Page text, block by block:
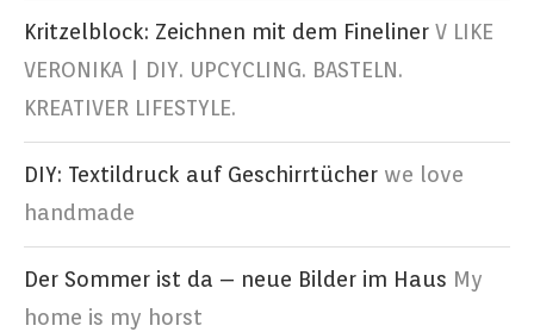
Kritzelblock: Zeichnen mit dem Fineliner V LIKE
VERONIKA | DIY. UPCYCLING. BASTELN.
KREATIVER LIFESTYLE.
DIY: Textildruck auf Geschirrtücher we love
handmade
Der Sommer ist da – neue Bilder im Haus My
home is my horst